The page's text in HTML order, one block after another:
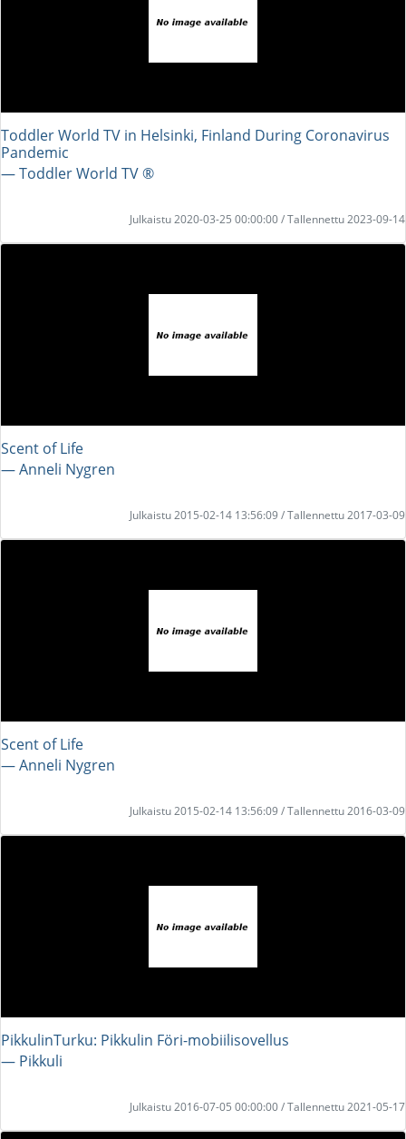
Toddler World TV in Helsinki, Finland During Coronavirus
Pandemic
― Toddler World TV ®
Julkaistu 2020-03-25 00:00:00 / Tallennettu 2023-09-14
Scent of Life
― Anneli Nygren
Julkaistu 2015-02-14 13:56:09 / Tallennettu 2017-03-09
Scent of Life
― Anneli Nygren
Julkaistu 2015-02-14 13:56:09 / Tallennettu 2016-03-09
PikkulinTurku: Pikkulin Föri-mobiilisovellus
― Pikkuli
Julkaistu 2016-07-05 00:00:00 / Tallennettu 2021-05-17